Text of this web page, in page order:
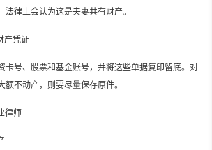
律上会认为这是夫妻共有财产。
产凭证
卡号、股票和基金账号，并将这些单据复印留底。对
额不动产，则要尽量保存原件。
律师